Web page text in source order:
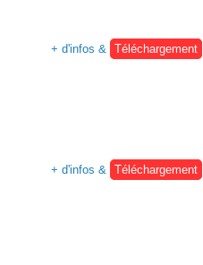
+ d'infos & Téléchargement
+ d'infos &
Téléchargement